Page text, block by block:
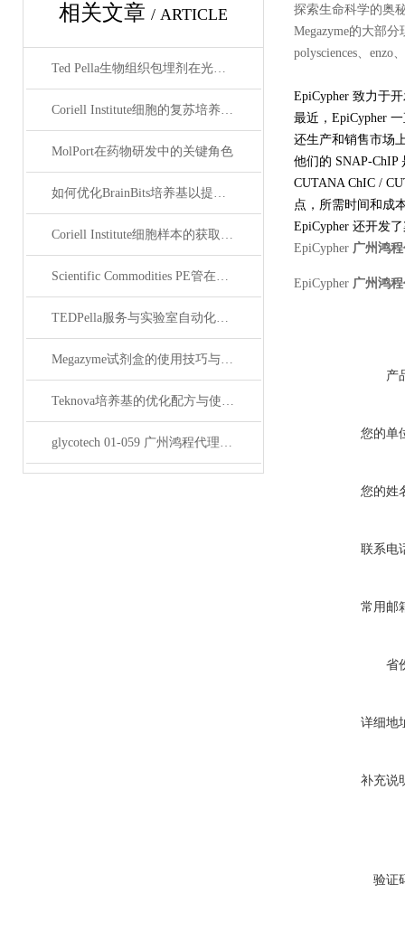
相关文章 / ARTICLE
Ted Pella生物组织包埋剂在光镜与电镜联用技术中的应用
Coriell Institute细胞的复苏培养与质量控制规范
MolPort在药物研发中的关键角色
如何优化BrainBits培养基以提高实验效果？
Coriell Institute细胞样本的获取与应用指南
Scientific Commodities PE管在环保实验中的作用
TEDPella服务与实验室自动化设备的整合
Megazyme试剂盒的使用技巧与实验优化方法
Teknova培养基的优化配方与使用技巧
glycotech 01-059 广州鸿程代理：开启糖生物学研究新征程
探索生命科学的奥
Megazyme的大部
polysciences、enzo
EpiCypher 致力于
最近，EpiCypher
还生产和销售市场
他们的 SNAP-ChIP
CUTANA ChIC /
点，所需时间和成
EpiCypher 还开发
EpiCypher 广州鸿
EpiCypher 广州鸿
产
您的单
您的姓
联系电
常用邮
省
详细地
补充说
验证